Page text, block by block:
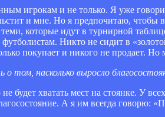
игрокам и не только. Я уже
и мне. Но я предпочитаю,
которые идут в турнирной
футболистам. Никто не сидит в
покупает и никого не продает.
том, насколько выросло
не будет хватать мест на стоянке. У
А я им всегда говорю: